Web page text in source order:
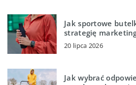
Jak sportowe
strategię
20 lipca 2026
Jak wybrać